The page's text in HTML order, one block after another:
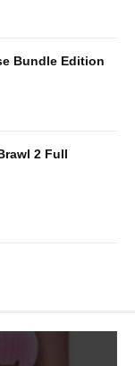
Bundle Edition
2 Full